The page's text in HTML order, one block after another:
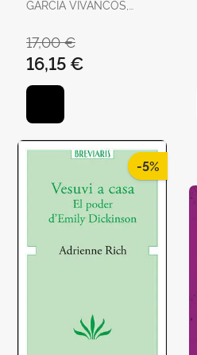
GARCÍA VIVANCOS,
17,00 €
16,15 €
-5%